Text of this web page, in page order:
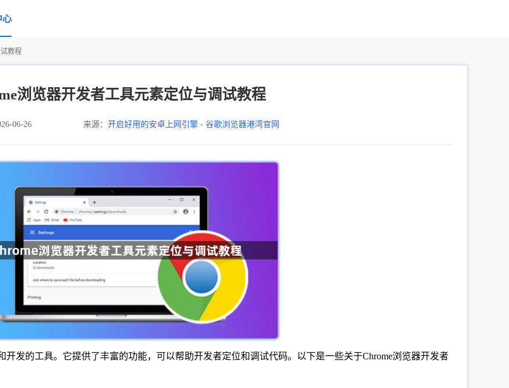
心
教程
浏览器开发者工具元素定位与调试教程
06-26 来源： 开启好用的安卓上网引擎 - 谷歌浏览器港湾官网
开发的工具。它提供了丰富的功能，可以帮助开发者定位和调试代码。以下是一些关于Chrome浏览器开发者